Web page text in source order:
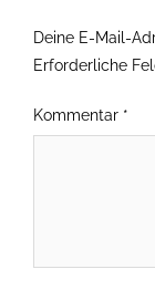
Deine E-Mail-
Erforderliche
Kommentar *